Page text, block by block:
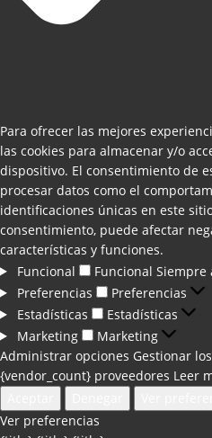
Para ofrecer las mejores
las cookies para almacenar y/o
dispositivo. El consentimiento de
procesar datos como el
identificaciones únicas en este
consentimiento, puede afectar
características y funciones.
Funcional
Funcional Siempre
Preferencias
Preferencias
Estadísticas
Estadísticas
Marketing
Marketing
Administrar opciones Gestionar
{vendor_count} proveedores Leer
Ver preferencias